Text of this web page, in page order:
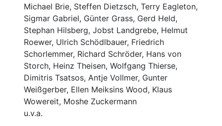
Michael Brie, Steffen Dietzsch, Terry Eagleton,
Sigmar Gabriel, Günter Grass, Gerd Held,
Stephan Hilsberg, Jobst Landgrebe, Helmut
Roewer, Ulrich Schödlbauer, Friedrich
Schorlemmer, Richard Schröder, Hans von
Storch, Heinz Theisen, Wolfgang Thierse,
Dimitris Tsatsos, Antje Vollmer, Gunter
Weißgerber, Ellen Meiksins Wood, Klaus
Wowereit, Moshe Zuckermann
u.v.a.